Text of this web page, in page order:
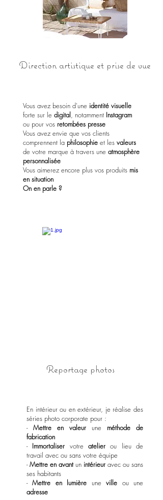
Direction artistique et prise de vue
Reportage photos
En intérieur ou en extérieur, je réalise des
séries photo corporate pour :
- Mettre en valeur une méthode de
fabrication
- Immortaliser votreatelier ou lieu de
travail avec ou sans votre équipe
-Mettre en avantun intérieur avec ou sans
ses habitants
-Mettre en lumière uneville ou une
adresse
Vous avez besoin d'une identité visuelle
forte sur le digital, notamment Instagram
ou pour vos retombées presse
Vous avez envie que vos clients
comprennent la philosophie et les valeurs
de votre marque à travers une atmosphère
personnalisée
Vous aimerez encore plus vos produits mis
en situation
On en parle ?